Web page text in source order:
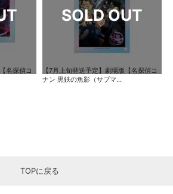
名探偵コ
【7月上旬発送予定】劇場版【名探偵コ
ナン 黒鉄の魚影（サブマ...
TOPに戻る